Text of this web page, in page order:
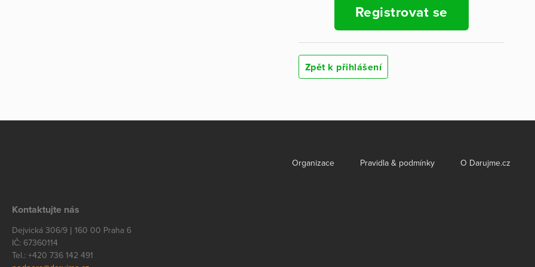
Registrovat se
Zpět k přihlášení
Organizace Pravidla & podmínky O Darujme.cz
Kontaktujte nás
Dejvická 306/9 | 160 00 Praha 6
IČ: 67360114
Tel.: +420 736 142 491